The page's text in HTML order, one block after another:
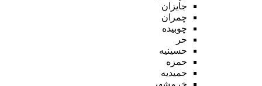
جایزان
چمران
چوبیده
حر
حسینیه
حمزه
حمیدیه
خرمشهر